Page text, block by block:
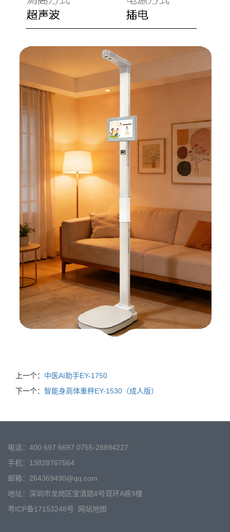
上一个： 中医AI助手EY-1750
下一个： 智能身高体重秤EY-1530（成人版）
电话：400 697 6697 0755-28894227
手机：13828767564
邮箱：264369490@qq.com
地址：深圳市龙岗区宝清路8号双环A栋9楼
粤ICP备17153248号
网站地图